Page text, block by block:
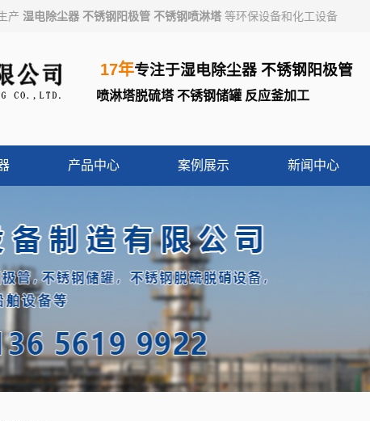
产 湿电除尘器 不锈钢阳极管 不锈钢喷淋塔 等环保设备和化工设备
17年专注于湿电除尘器 不锈钢阳极管
喷淋塔脱硫塔 不锈钢储罐 反应釜加工
产品中心 案例展示 新闻中心